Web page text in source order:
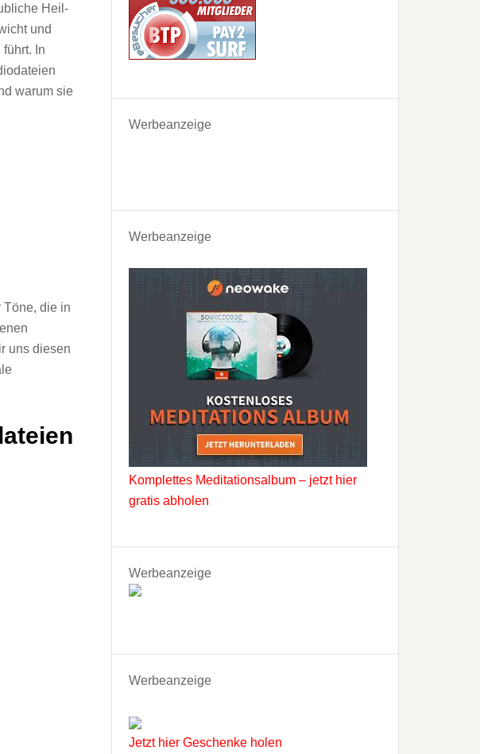
Heil-
und
In
warum sie
die in
uns diesen
Werbeanzeige
Werbeanzeige
Komplettes Meditationsalbum – jetzt hier
gratis abholen
Werbeanzeige
Werbeanzeige
Jetzt hier Geschenke holen